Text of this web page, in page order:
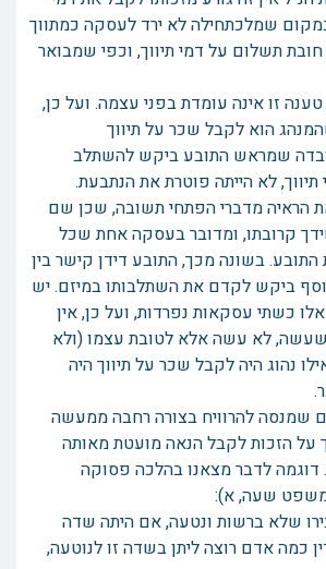
שמלכתחילה לא ירד לעסקה כמתווך
תשלום על דמי תיווך, וכפי שמבואר
זו אינה עומדת בפני עצמה. ועל כן,
הוא לקבל שכר על תיווך
שמראש התובע ביקש להשתלב
לא הייתה פוטרת את הנתבעת.
הראיה מדברי הפתחי תשובה, שכן שם
קרובתו, ומדובר בעסקה אחת שכל
בשונה מכך, התובע דידן קישר בין
ביקש לקדם את השתלבותו במיזם. יש
כשתי עסקאות נפרדות, ועל כן, אין
לא עשה אלא לטובת עצמו (ולא
נהוג היה לקבל שכר על תיווך היה
שמנסה להרוויח בצורה רחבה ממעשה
על הזכות לקבל הנאה מועטת מאותה
לדבר מצאנו בהלכה פסוקה
משפט שעה, א):
שלא ברשות ונטעה, אם היתה שדה
כמה אדם רוצה ליתן בשדה זו לנוטעה,